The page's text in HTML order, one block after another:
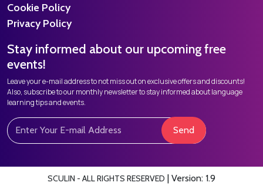
Cookie Policy
Privacy Policy
Stay informed about our upcoming free
events!
Leave your e-mail address to not miss out on exclusive offers and discounts!
Also, subscribe to our monthly newsletter to stay informed about language
learning tips and events.
Send
SCULIN - ALL RIGHTS RESERVED | Version: 1.9